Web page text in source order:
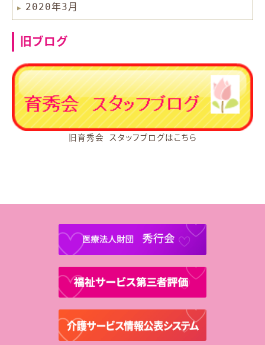
2020年3月
旧ブログ
旧育秀会 スタッフブログはこちら